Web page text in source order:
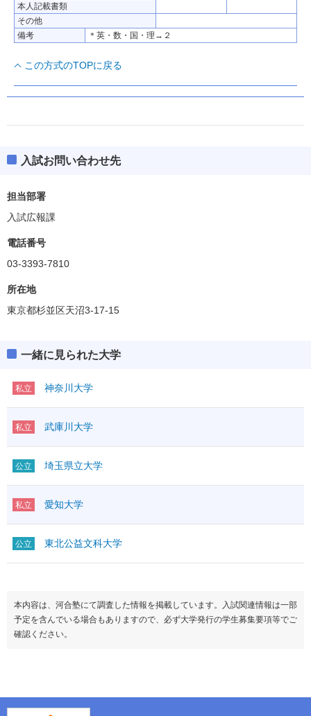
本人記載書類
その他
備考
＊英・数・国・理→２
この方式のTOPに戻る
入試お問い合わせ先
担当部署
入試広報課
電話番号
03-3393-7810
所在地
東京都杉並区天沼3-17-15
一緒に見られた大学
私立 神奈川大学
私立 武庫川大学
公立 埼玉県立大学
私立 愛知大学
公立 東北公益文科大学
本内容は、河合塾にて調査した情報を掲載しています。入試関連情報は一部
予定を含んでいる場合もありますので、必ず大学発行の学生募集要項等でご
確認ください。